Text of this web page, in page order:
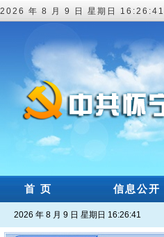
2026 年 8 月 9 日 星期日 16:26:42
首 页 信息公开
2026 年 8 月 9 日 星期日 16:26:42